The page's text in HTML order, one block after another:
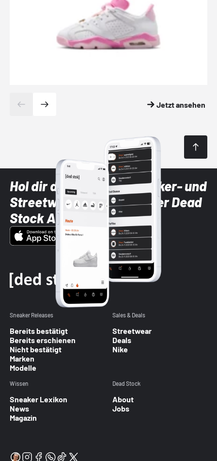
Jetzt ansehen
Hol dir die neuesten Sneaker- und
Streetwear-Brands mit der Dead
Stock App
Sneaker Releases
Bereits bestätigt
Bereits erschienen
Nicht bestätigt
Marken
Modelle
Sales & Deals
Streetwear
Deals
Nike
Wissen
Sneaker Lexikon
News
Magazin
Dead Stock
About
Jobs